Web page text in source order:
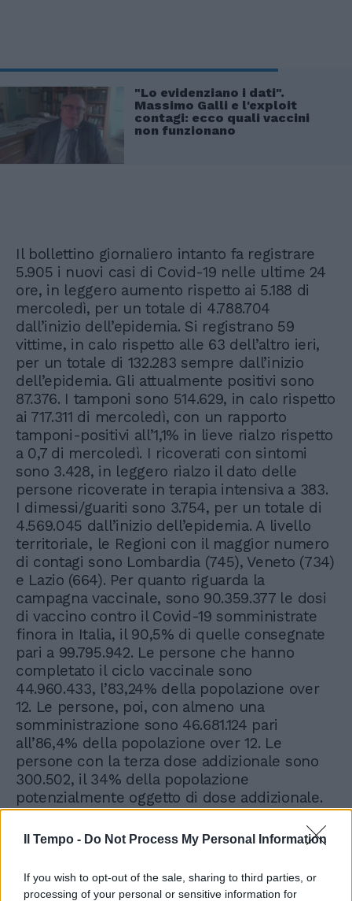
Il Tempo - Do Not Process My Personal Information
If you wish to opt-out of the sale, sharing to third parties, or
processing of your personal or sensitive information for
"Lo evidenziano i dati".
Massimo Galli e l'exploit
contagi: ecco quali vaccini
non funzionano
Il bollettino giornaliero intanto fa registrare
5.905 i nuovi casi di Covid-19 nelle ultime 24
ore, in leggero aumento rispetto ai 5.188 di
mercoledì, per un totale di 4.788.704
dall’inizio dell’epidemia. Si registrano 59
vittime, in calo rispetto alle 63 dell’altro ieri,
per un totale di 132.283 sempre dall’inizio
dell’epidemia. Gli attualmente positivi sono
87.376. I tamponi sono 514.629, in calo rispetto
ai 717.311 di mercoledì, con un rapporto
tamponi-positivi all’1,1% in lieve rialzo rispetto
a 0,7 di mercoledì. I ricoverati con sintomi
sono 3.428, in leggero rialzo il dato delle
persone ricoverate in terapia intensiva a 383.
I dimessi/guariti sono 3.754, per un totale di
4.569.045 dall’inizio dell’epidemia. A livello
territoriale, le Regioni con il maggior numero
di contagi sono Lombardia (745), Veneto (734)
e Lazio (664). Per quanto riguarda la
campagna vaccinale, sono 90.359.377 le dosi
di vaccino contro il Covid-19 somministrate
finora in Italia, il 90,5% di quelle consegnate
pari a 99.795.942. Le persone che hanno
completato il ciclo vaccinale sono
44.960.433, l’83,24% della popolazione over
12. Le persone, poi, con almeno una
somministrazione sono 46.681.124 pari
all’86,4% della popolazione over 12. Le
persone con la terza dose addizionale sono
300.502, il 34% della popolazione
potenzialmente oggetto di dose addizionale.
Le persone oggetto di dose booster sono
1.558.608, il 30,38% della popolazione
potenzialmente oggetto di dose booster che
ha ultimato il ciclo vaccinale da almeno sei
mesi.